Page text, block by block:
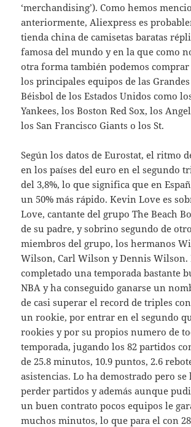
‘merchandising’). Como hemos
anteriormente, Aliexpress es
tienda china de camisetas baratas
famosa del mundo y en la que como
otra forma también podemos comprar
los principales equipos de las
Béisbol de los Estados Unidos como
Yankees, los Boston Red Sox, los
los San Francisco Giants o los St.
Según los datos de Eurostat, el ritmo
en los países del euro en el segundo
del 3,8%, lo que significa que en
un 50% más rápido. Kevin Love es
Love, cantante del grupo The Beach
de su padre, y sobrino segundo de
miembros del grupo, los hermanos
Wilson, Carl Wilson y Dennis Wilson.
completado una temporada bastante
NBA y ha conseguido ganarse un
de casi superar el record de triples
un rookie, por entrar en el segundo
rookies y por su propios numero de
temporada, jugando los 82 partidos
de 25.8 minutos, 10.9 puntos, 2.6
asistencias. Lo ha demostrado pero se
perder partidos y además aunque
un buen contrato pocos equipos le
muchos minutos, lo que para el con